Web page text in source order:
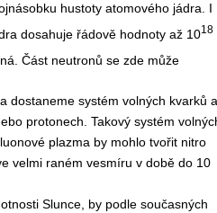
hustoty atomového jádra. I
dosahuje řádově hodnoty až 1018
Část neutronů se zde může
dostaneme systém volných kvarků a
protonech. Takový systém
plazma by mohlo tvořit nitro
velmi raném vesmíru v době do 10
Slunce, by podle současných